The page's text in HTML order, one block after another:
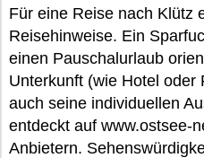
Für eine Reise nach Klütz
Reisehinweise. Ein
einen Pauschalurlaub
Unterkunft (wie Hotel oder
auch seine individuellen
entdeckt auf www.ostsee-
Anbietern.